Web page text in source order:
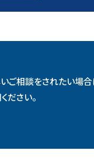
ご相談をされたい場
ださい。